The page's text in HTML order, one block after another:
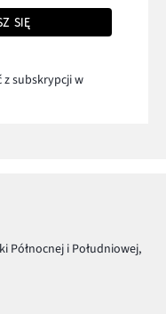
SIĘ
subskrypcji w
Północnej i Południowej,